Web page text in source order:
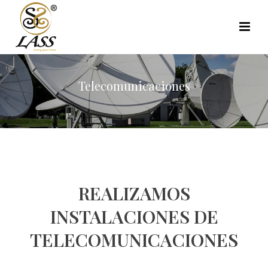
Telecomunicaciones
REALIZAMOS
INSTALACIONES DE
TELECOMUNICACIONES